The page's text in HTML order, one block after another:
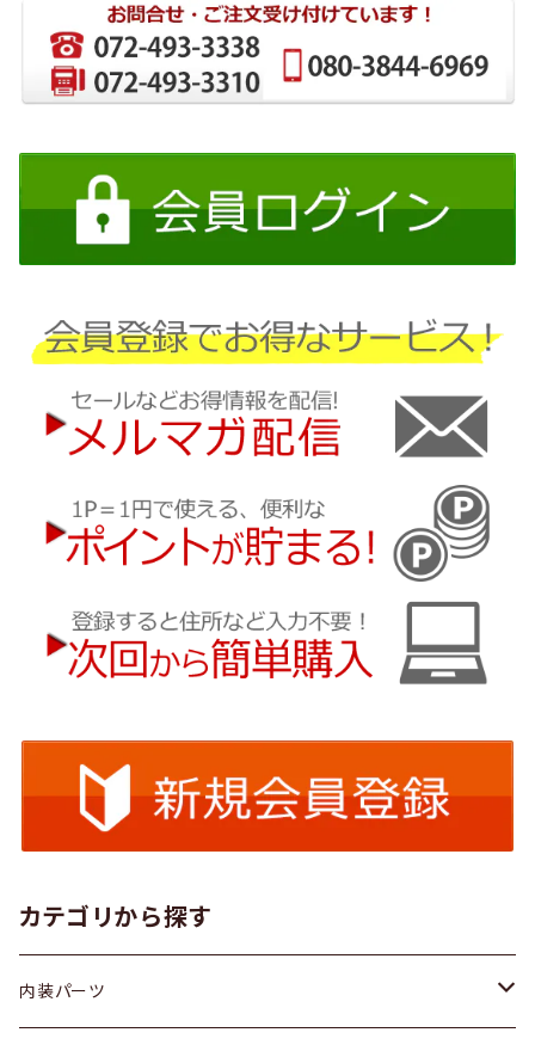
カテゴリから探す
内装パーツ